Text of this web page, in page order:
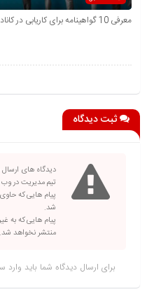
معرفی 10 گواهینامه برای کاریابی در کانادا
ثبت دیدگاه
دیدگاه های
تیم مدیریت در
پیام هایی که
شد.
پیام هایی که به
منتشر نخواهد شد.
برای ارسال دیدگاه شما باید وارد